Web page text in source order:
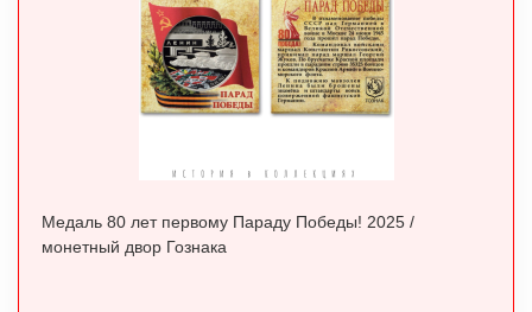
Медаль 80 лет первому Параду Победы! 2025 /
монетный двор Гознака